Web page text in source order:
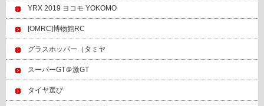
YRX 2019 ヨコモ YOKOMO
[OMRC]博物館RC
グラスホッパー（タミヤ
スーパーGT＠激GT
タイヤ選び